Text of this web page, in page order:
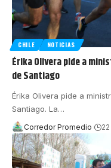
CHILE NOTICIAS
Érika Olivera pide a
de Santiago
Érika Olivera pide a
Santiago. La…
Corredor Promedio